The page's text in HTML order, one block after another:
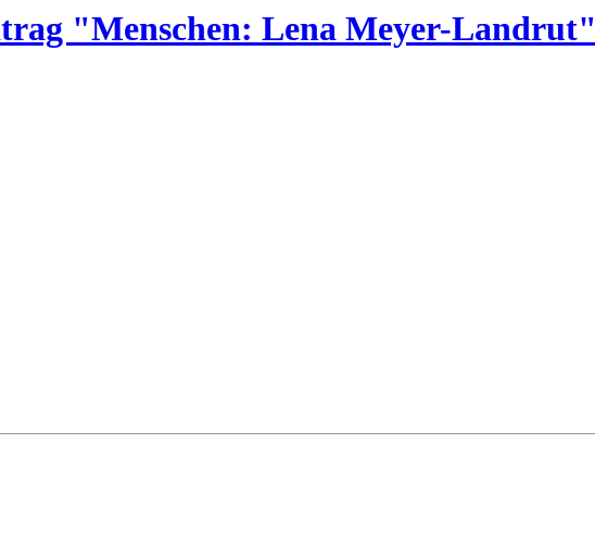
"Menschen: Lena Meyer-Landrut"